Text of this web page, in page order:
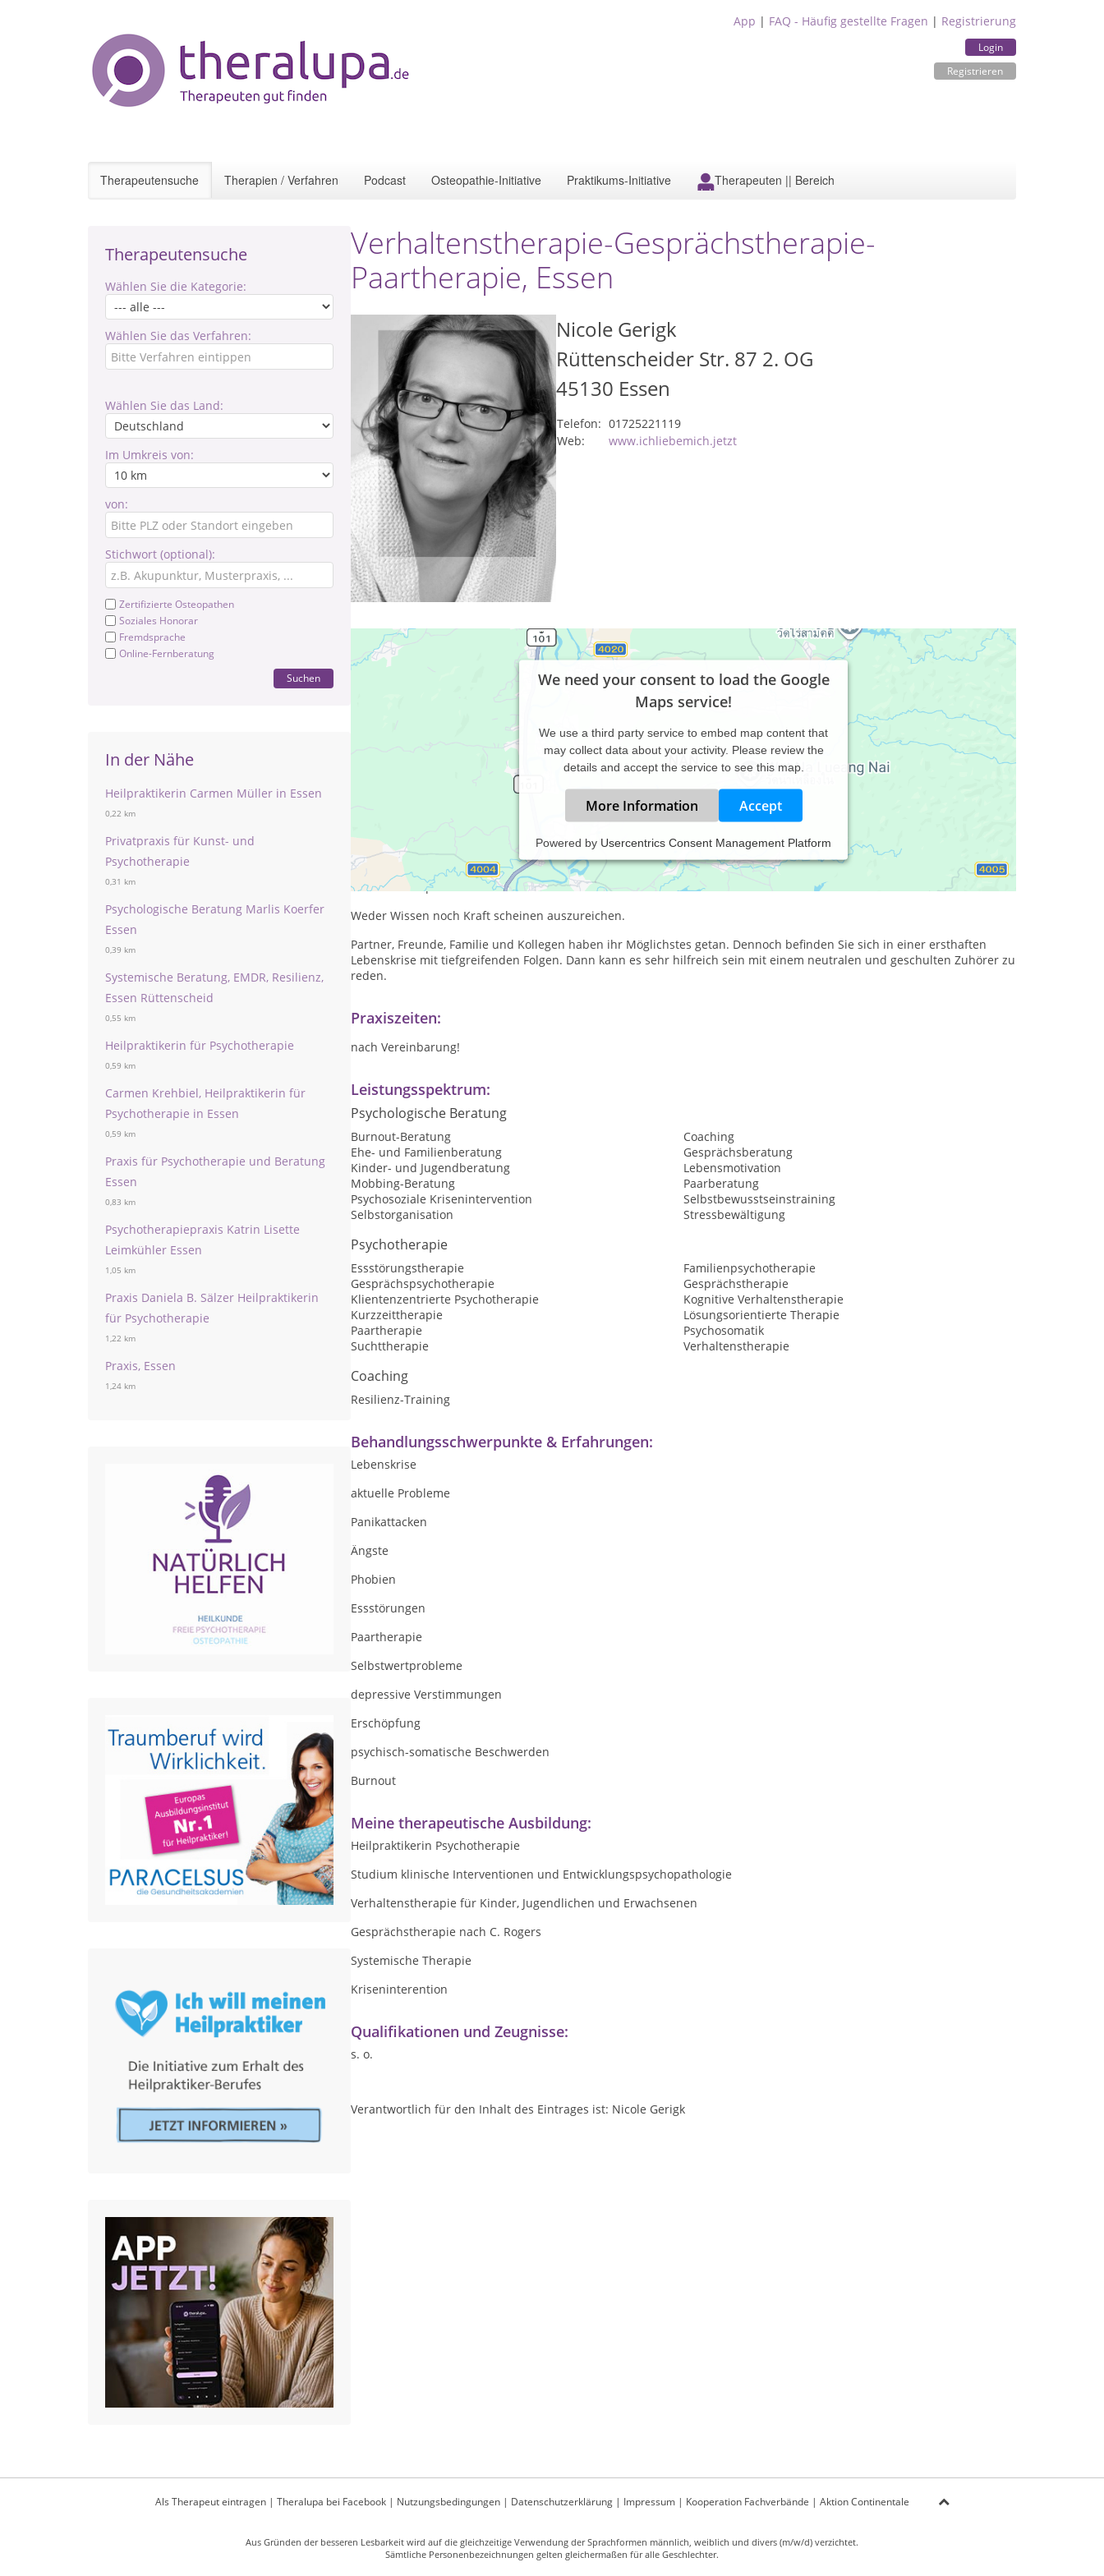
App | FAQ - Häufig gestellte Fragen | Registrierung
Login
Registrieren
Therapeutensuche Therapien / Verfahren Podcast Osteopathie-Initiative Praktikums-Initiative Therapeuten || Bereich
Therapeutensuche
Wählen Sie die Kategorie:
Wählen Sie das Verfahren:
Wählen Sie das Land:
Im Umkreis von:
von:
Stichwort (optional):
Zertifizierte Osteopathen
Soziales Honorar
Fremdsprache
Online-Fernberatung
Suchen
In der Nähe
Heilpraktikerin Carmen Müller in Essen
0,22 km
Privatpraxis für Kunst- und
Psychotherapie
0,31 km
Psychologische Beratung Marlis Koerfer
Essen
0,39 km
Systemische Beratung, EMDR, Resilienz,
Essen Rüttenscheid
0,55 km
Heilpraktikerin für Psychotherapie
0,59 km
Carmen Krehbiel, Heilpraktikerin für
Psychotherapie in Essen
0,59 km
Praxis für Psychotherapie und Beratung
Essen
0,83 km
Psychotherapiepraxis Katrin Lisette
Leimkühler Essen
1,05 km
Praxis Daniela B. Sälzer Heilpraktikerin
für Psychotherapie
1,22 km
Praxis, Essen
1,24 km
Verhaltenstherapie-Gesprächstherapie-
Paartherapie, Essen
Nicole Gerigk
Rüttenscheider Str. 87 2. OG
45130 Essen
Telefon: 01725221119
Web:
www.ichliebemich.jetzt
We need your consent to load the Google
Maps service!
We use a third party service to embed map content that
may collect data about your activity. Please review the
details and accept the service to see this map.
More Information Accept
Powered by Usercentrics Consent Management Platform
Ob als Einzelperson oder Paar, es gibt Zeiten im Leben, die psychisch äußerst belastend sein können. Sie leiden unter
einer psychischen Erkrankung oder persönliche/berufliche Herausforderungen, Konflikte und Probleme scheinen
unlösbar. Körperliche Beschwerden sind nicht erklärbar
Weder Wissen noch Kraft scheinen auszureichen.
Partner, Freunde, Familie und Kollegen haben ihr Möglichstes getan. Dennoch befinden Sie sich in einer ersthaften
Lebenskrise mit tiefgreifenden Folgen. Dann kann es sehr hilfreich sein mit einem neutralen und geschulten Zuhörer zu
reden.
Praxiszeiten:
nach Vereinbarung!
Leistungsspektrum:
Psychologische Beratung
Burnout-Beratung
Coaching
Ehe- und Familienberatung
Gesprächsberatung
Kinder- und Jugendberatung
Lebensmotivation
Mobbing-Beratung
Paarberatung
Psychosoziale Krisenintervention
Selbstbewusstseinstraining
Selbstorganisation
Stressbewältigung
Psychotherapie
Essstörungstherapie
Familienpsychotherapie
Gesprächspsychotherapie
Gesprächstherapie
Klientenzentrierte Psychotherapie
Kognitive Verhaltenstherapie
Kurzzeittherapie
Lösungsorientierte Therapie
Paartherapie
Psychosomatik
Suchttherapie
Verhaltenstherapie
Coaching
Resilienz-Training
Behandlungsschwerpunkte & Erfahrungen:
Lebenskrise
aktuelle Probleme
Panikattacken
Ängste
Phobien
Essstörungen
Paartherapie
Selbstwertprobleme
depressive Verstimmungen
Erschöpfung
psychisch-somatische Beschwerden
Burnout
Meine therapeutische Ausbildung:
Heilpraktikerin Psychotherapie
Studium klinische Interventionen und Entwicklungspsychopathologie
Verhaltenstherapie für Kinder, Jugendlichen und Erwachsenen
Gesprächstherapie nach C. Rogers
Systemische Therapie
Kriseninterention
Qualifikationen und Zeugnisse:
s. o.
Verantwortlich für den Inhalt des Eintrages ist: Nicole Gerigk
Als Therapeut eintragen| Theralupa bei Facebook| Nutzungsbedingungen| Datenschutzerklärung| Impressum| Kooperation Fachverbände | Aktion Continentale
Aus Gründen der besseren Lesbarkeit wird auf die gleichzeitige Verwendung der Sprachformen männlich, weiblich und divers (m/w/d) verzichtet.
Sämtliche Personenbezeichnungen gelten gleichermaßen für alle Geschlechter.